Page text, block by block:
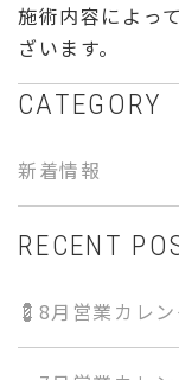
施術内容によっ
ざいます。
CATEGORY
新着情報
RECENT
💈8月営業カレン